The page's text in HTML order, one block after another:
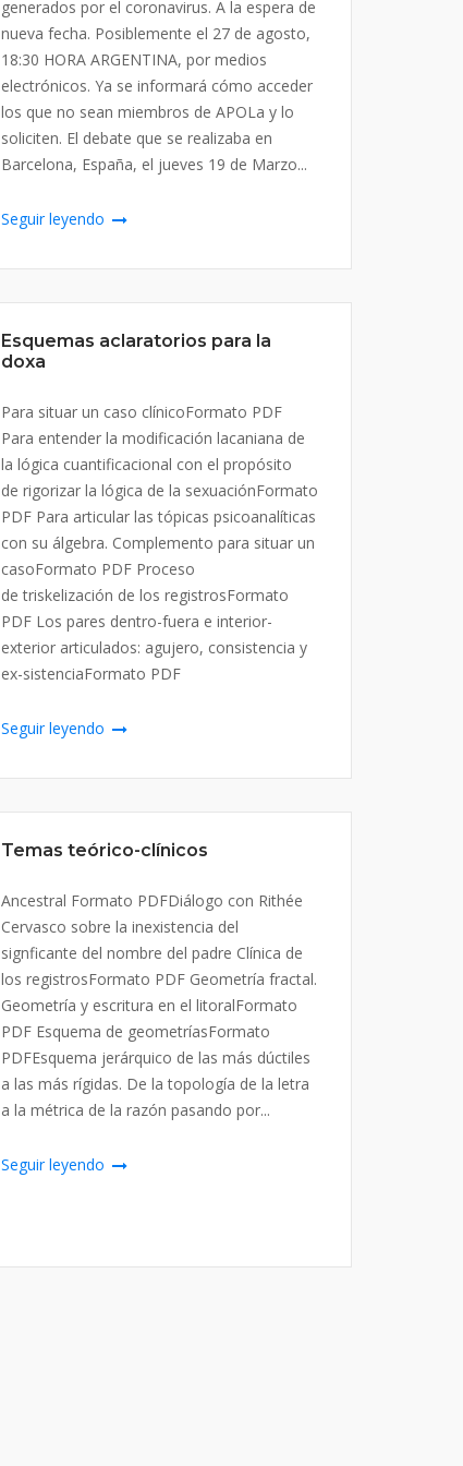
generados por el coronavirus. A la espera de
nueva fecha. Posiblemente el 27 de agosto,
18:30 HORA ARGENTINA, por medios
electrónicos. Ya se informará cómo acceder
los que no sean miembros de APOLa y lo
soliciten. El debate que se realizaba en
Barcelona, España, el jueves 19 de Marzo...
Seguir leyendo
Esquemas aclaratorios para la
doxa
Para situar un caso clínicoFormato PDF
Para entender la modificación lacaniana de
la lógica cuantificacional con el propósito
de rigorizar la lógica de la sexuaciónFormato
PDF Para articular las tópicas psicoanalíticas
con su álgebra. Complemento para situar un
casoFormato PDF Proceso
de triskelización de los registrosFormato
PDF Los pares dentro-fuera e interior-
exterior articulados: agujero, consistencia y
ex-sistenciaFormato PDF
Seguir leyendo
Temas teórico-clínicos
Ancestral Formato PDFDiálogo con Rithée
Cervasco sobre la inexistencia del
signficante del nombre del padre Clínica de
los registrosFormato PDF Geometría fractal.
Geometría y escritura en el litoralFormato
PDF Esquema de geometríasFormato
PDFEsquema jerárquico de las más dúctiles
a las más rígidas. De la topología de la letra
a la métrica de la razón pasando por...
Seguir leyendo